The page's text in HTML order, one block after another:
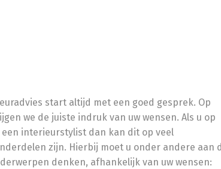
start altijd met een goed gesprek. Op
we de juiste indruk van uw wensen. Als u op
interieurstylist dan kan dit op veel
zijn. Hierbij moet u onder andere aan
denken, afhankelijk van uw wensen: